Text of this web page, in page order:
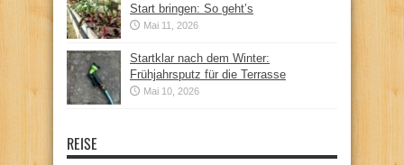
Start bringen: So geht’s
Mai 11, 2026
Startklar nach dem Winter:
Frühjahrsputz für die Terrasse
Mai 10, 2026
REISE